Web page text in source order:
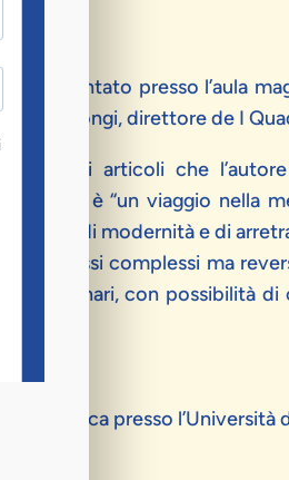
presentato presso l’aula
Nino Alongi, direttore de I
degli articoli che
– è “un viaggio nella
di modernità e di
processi complessi ma
scenari, con possibilità
di Statistica presso l’Università